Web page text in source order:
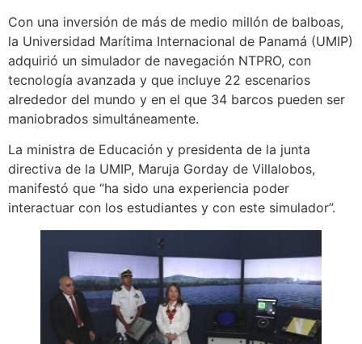
Con una inversión de más de medio millón de balboas,
la Universidad Marítima Internacional de Panamá (UMIP)
adquirió un simulador de navegación NTPRO, con
tecnología avanzada y que incluye 22 escenarios
alrededor del mundo y en el que 34 barcos pueden ser
maniobrados simultáneamente.
La ministra de Educación y presidenta de la junta
directiva de la UMIP, Maruja Gorday de Villalobos,
manifestó que “ha sido una experiencia poder
interactuar con los estudiantes y con este simulador”.